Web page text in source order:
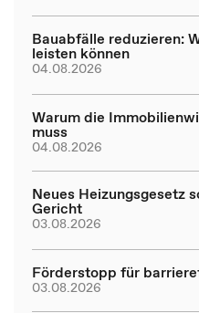
Bauabfälle reduzieren:
leisten können
04.08.2026
Warum die
muss
04.08.2026
Neues Heizungsgesetz
Gericht
03.08.2026
Förderstopp für
03.08.2026